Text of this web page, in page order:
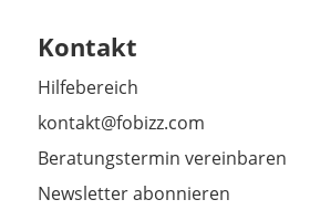
Kontakt
Hilfebereich
kontakt@fobizz.com
Beratungstermin vereinbaren
Newsletter abonnieren